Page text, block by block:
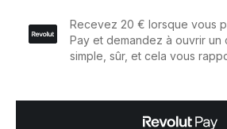
Flexible